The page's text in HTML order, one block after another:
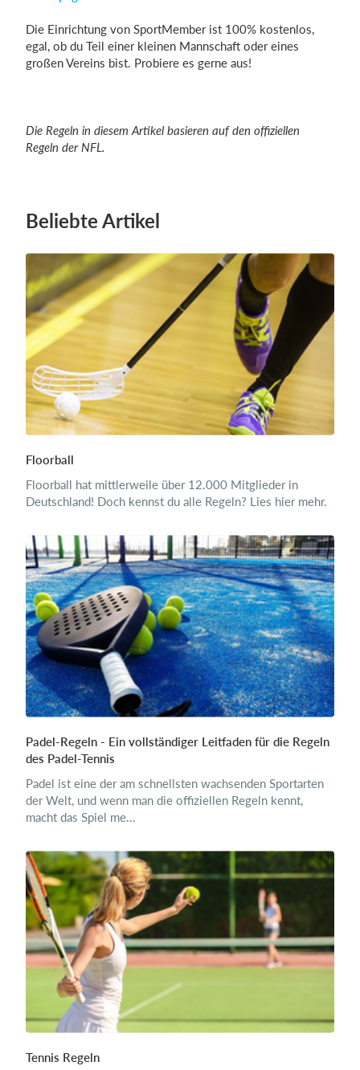
Die Einrichtung von SportMember ist 100% kostenlos,
egal, ob du Teil einer kleinen Mannschaft oder eines
großen Vereins bist. Probiere es gerne aus!
Die Regeln in diesem Artikel basieren auf den offiziellen
Regeln der NFL.
Beliebte Artikel
Floorball
Floorball hat mittlerweile über 12.000 Mitglieder in
Deutschland! Doch kennst du alle Regeln? Lies hier mehr.
Padel-Regeln - Ein vollständiger Leitfaden für die Regeln
des Padel-Tennis
Padel ist eine der am schnellsten wachsenden Sportarten
der Welt, und wenn man die offiziellen Regeln kennt,
macht das Spiel me...
Tennis Regeln